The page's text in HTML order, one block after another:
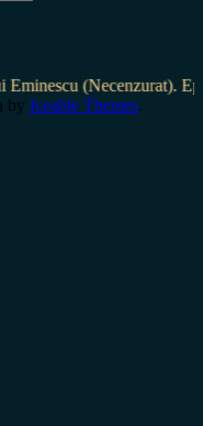
(Necenzurat).
by Iceable Themes.